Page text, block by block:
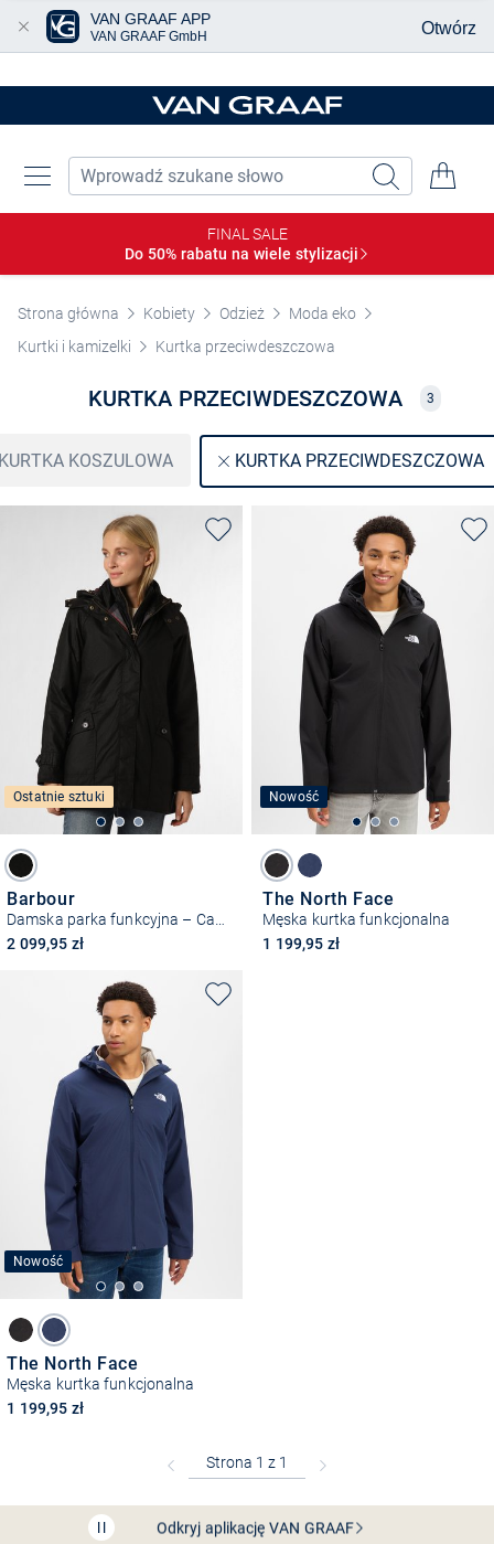
FINAL SALE
Do 50% rabatu na wiele stylizacji
Strona główna Kobiety Odzież
Moda eko
Kurtki i kamizelki
Kurtka przeciwdeszczowa
KURTKA PRZECIWDESZCZOWA 3
KOSZULOWA KURTKA PRZECIWDESZCZOWA
Ostatnie sztuki
Barbour
2 099,95 zł
Nowość
The North Face
Męska kurtka funkcjonalna
1 199,95 zł
Nowość
The North Face
Męska kurtka funkcjonalna
1 199,95 zł
Przedłużenie czasu zwrotu towaru: 60 dni
Odkryj aplikację VAN GRAAF
VAN GRAAF APP
VAN GRAAF GmbH Otwórz